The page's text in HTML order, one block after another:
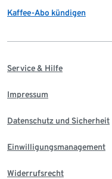
Kaffee-Abo kündigen
Service & Hilfe
Impressum
Datenschutz und Sicherheit
Einwilligungsmanagement
Widerrufsrecht